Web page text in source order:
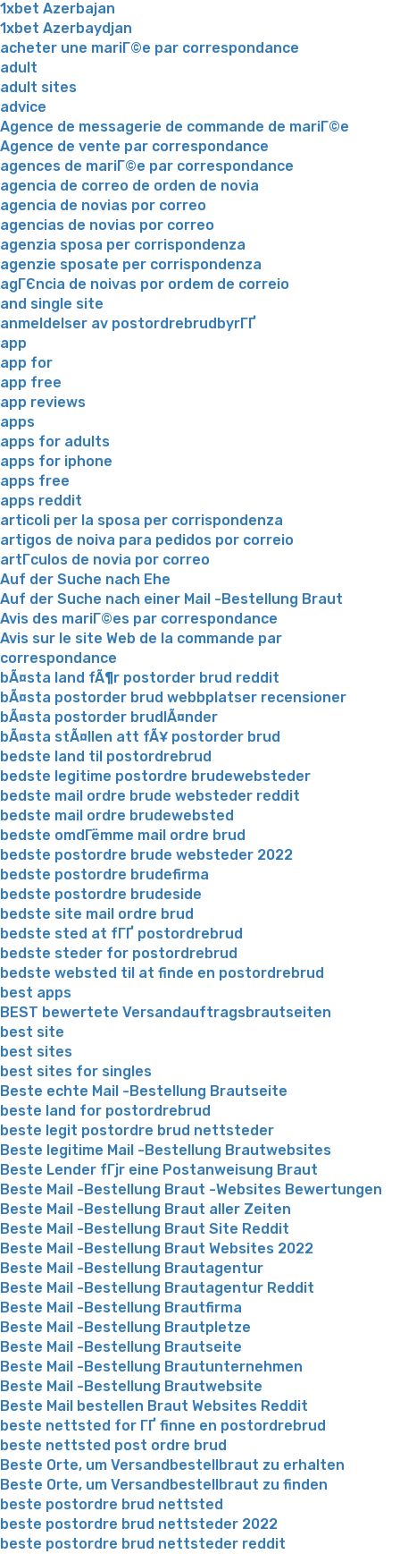
1xbet Azerbajan
1xbet Azerbaydjan
acheter une mariГ©e par correspondance
adult
adult sites
advice
Agence de messagerie de commande de mariГ©e
Agence de vente par correspondance
agences de mariГ©e par correspondance
agencia de correo de orden de novia
agencia de novias por correo
agencias de novias por correo
agenzia sposa per corrispondenza
agenzie sposate per corrispondenza
agГЄncia de noivas por ordem de correio
and single site
anmeldelser av postordrebrudbyrГҐ
app
app for
app free
app reviews
apps
apps for adults
apps for iphone
apps free
apps reddit
articoli per la sposa per corrispondenza
artigos de noiva para pedidos por correio
artГ­culos de novia por correo
Auf der Suche nach Ehe
Auf der Suche nach einer Mail -Bestellung Braut
Avis des mariГ©es par correspondance
Avis sur le site Web de la commande par
correspondance
bÃ¤sta land fÃ¶r postorder brud reddit
bÃ¤sta postorder brud webbplatser recensioner
bÃ¤sta postorder brudlÃ¤nder
bÃ¤sta stÃ¤llen att fÃ¥ postorder brud
bedste land til postordrebrud
bedste legitime postordre brudewebsteder
bedste mail ordre brude websteder reddit
bedste mail ordre brudewebsted
bedste omdГёmme mail ordre brud
bedste postordre brude websteder 2022
bedste postordre brudefirma
bedste postordre brudeside
bedste site mail ordre brud
bedste sted at fГҐ postordrebrud
bedste steder for postordrebrud
bedste websted til at finde en postordrebrud
best apps
BEST bewertete Versandauftragsbrautseiten
best site
best sites
best sites for singles
Beste echte Mail -Bestellung Brautseite
beste land for postordrebrud
beste legit postordre brud nettsteder
Beste legitime Mail -Bestellung Brautwebsites
Beste Lender fГјr eine Postanweisung Braut
Beste Mail -Bestellung Braut -Websites Bewertungen
Beste Mail -Bestellung Braut aller Zeiten
Beste Mail -Bestellung Braut Site Reddit
Beste Mail -Bestellung Braut Websites 2022
Beste Mail -Bestellung Brautagentur
Beste Mail -Bestellung Brautagentur Reddit
Beste Mail -Bestellung Brautfirma
Beste Mail -Bestellung Brautpletze
Beste Mail -Bestellung Brautseite
Beste Mail -Bestellung Brautunternehmen
Beste Mail -Bestellung Brautwebsite
Beste Mail bestellen Braut Websites Reddit
beste nettsted for ГҐ finne en postordrebrud
beste nettsted post ordre brud
Beste Orte, um Versandbestellbraut zu erhalten
Beste Orte, um Versandbestellbraut zu finden
beste postordre brud nettsted
beste postordre brud nettsteder 2022
beste postordre brud nettsteder reddit